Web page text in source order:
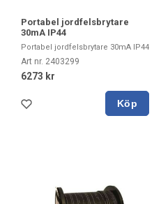
Portabel jordfelsbrytare
30mA IP44
Portabel jordfelsbrytare 30mA IP44
Art nr. 2403299
6273 kr
Köp